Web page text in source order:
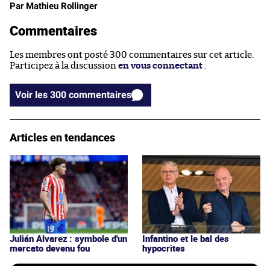
Par Mathieu Rollinger
Commentaires
Les membres ont posté 300 commentaires sur cet article.
Participez à la discussion en vous connectant .
Voir les 300 commentaires
Articles en tendances
Julián Alvarez : symbole d'un
mercato devenu fou
Infantino et le bal des
hypocrites